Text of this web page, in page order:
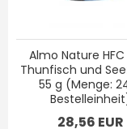
Almo Nature
Thunfisch und
55 g (Menge:
28,56 EUR